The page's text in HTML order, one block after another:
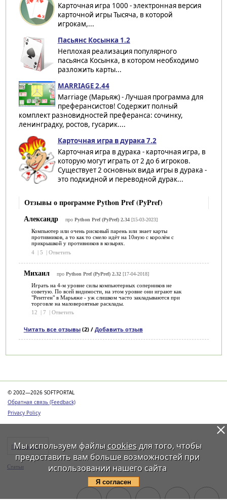
Карточная игра 1000 - электронная версия
карточной игры Тысяча, в которой
игрокам,...
Пасьянс Косынка 1.2
Неплохая реализация популярного
пасьянса Косынка, в котором необходимо
разложить карты...
MARRIAGE 2.44
Marriage (Марьяж) - Лучшая программа для
преферансистов! Содержит полный
комплект разновидностей преферанса: сочинку,
ленинградку, ростов, гусарик....
Карточная игра в дурака 7.2
Карточная игра в дурака - карточная игра, в
которую могут играть от 2 до 6 игроков.
Существует 2 основных вида игры в дурака -
это подкидной и переводной дурак...
Отзывы о программе Python Pref (PyPref)
Александр
про Python Pref (PyPref) 2.34[15-03-2023]
Компьютер или очень рисковый парень или знает карты
противников, а то как то смело идёт на 10ную с королём с
прикрышкой у противников в козырях.
4 | 5 | Ответить
Михаил про Python Pref (PyPref) 2.32[17-04-2018]
Играть на 4-м уровне силы компьютерных соперников не
советую. По всей видимости, на этом уровне они играют как
"Рентген" в Марьяже - уж слишком часто закладываются при
торговле на маловероятные расклады.
12
| 7 | Ответить
Читать все отзывы(2) / Добавить отзыв
© 2002—2026 SOFTPORTAL
Обратная связь (Feedback)
Privacy Policy
Программы
Статьи
Мы используем файлы cookiesдля того, чтобы
предоставить вам больше возможностей при
использовании нашего сайта